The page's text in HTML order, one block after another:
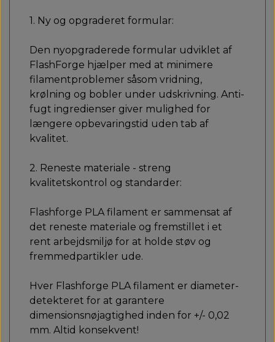
1. Ny og opgraderet formular:
Den nyopgraderede formular udviklet af
FlashForge hjælper med at minimere
filamentproblemer såsom vridning,
krølning og bobler under udskrivning. Anti-
fugt ingredienser giver mulighed for
længere opbevaringstid uden tab af
kvalitet.
2. Reneste materiale - streng
kvalitetskontrol og standarder:
Flashforge PLA filament er sammensat af
det reneste materiale og fremstillet i et
rent arbejdsmiljø for at holde støv og
fremmedpartikler ude.
Hver Flashforge PLA filament er diameter-
detekteret for at garantere
dimensionsnøjagtighed inden for +/- 0,02
mm. Altid konsekvent!